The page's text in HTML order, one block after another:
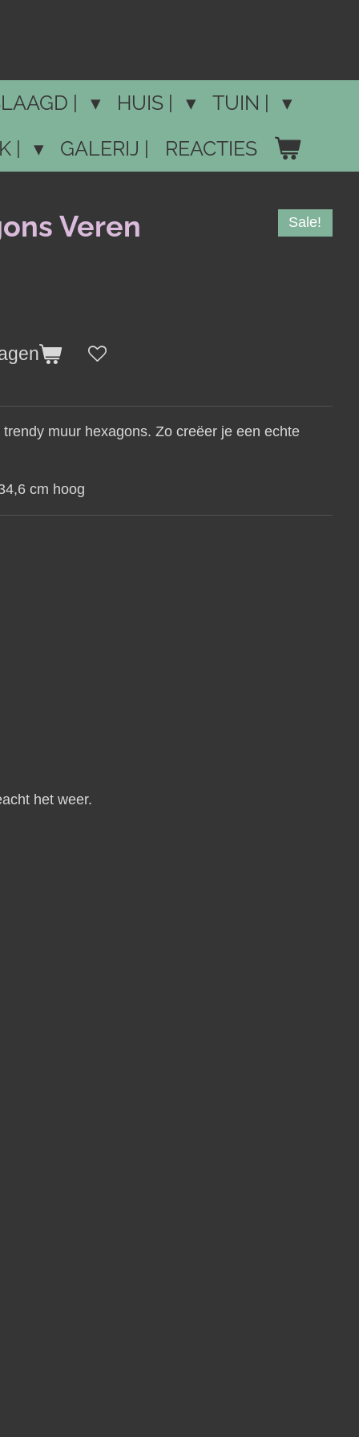
| HUIS |
TUIN |
| GALERIJ | REACTIES
Veren Sale!
muur hexagons. Zo creëer je een echte
cm hoog
het weer.